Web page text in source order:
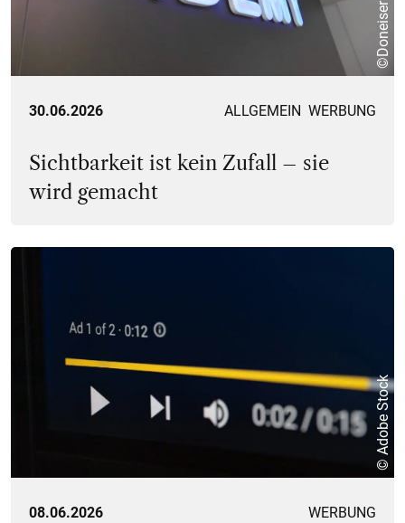
©Doneiser
30.06.2026 ALLGEMEIN WERBUNG
Sichtbarkeit ist kein Zufall – sie
wird gemacht
© Adobe Stock
08.06.2026 WERBUNG